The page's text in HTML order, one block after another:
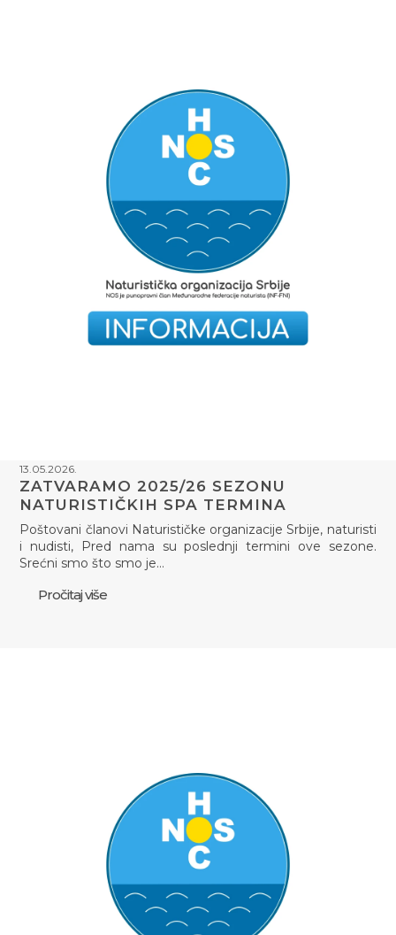
13.05.2026.
ZATVARAMO 2025/26 SEZONU
NATURISTIČKIH SPA TERMINA
Poštovani članovi Naturističke organizacije Srbije, naturisti
i nudisti, Pred nama su poslednji termini ove sezone.
Srećni smo što smo je…
Pročitaj više